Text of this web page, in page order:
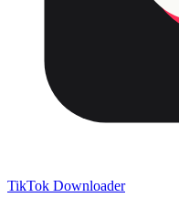
TikTok Downloader